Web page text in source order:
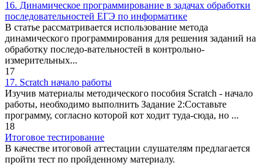
16. Динамическое программирование в задачах обработки
последовательностей ЕГЭ по информатике
В статье рассматривается использование метода
динамического программирования для решения заданий на
обработку последо-вательностей в контрольно-
измерительных...
17
17. Scratch начало работы
Изучив материалы методического пособия Scratch - начало
работы, необходимо выполнить Задание 2:Составьте
программу, согласно которой кот ходит туда-сюда, но ...
18
Итоговое тестирование
В качестве итоговой аттестации слушателям предлагается
пройти тест по пройденному материалу.